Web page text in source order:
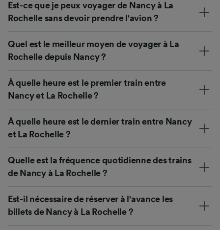
Est-ce que je peux voyager de Nancy à La
Rochelle sans devoir prendre l'avion ?
Quel est le meilleur moyen de voyager à La
Rochelle depuis Nancy ?
À quelle heure est le premier train entre
Nancy et La Rochelle ?
À quelle heure est le dernier train entre Nancy
et La Rochelle ?
Quelle est la fréquence quotidienne des trains
de Nancy à La Rochelle ?
Est-il nécessaire de réserver à l'avance les
billets de Nancy à La Rochelle ?